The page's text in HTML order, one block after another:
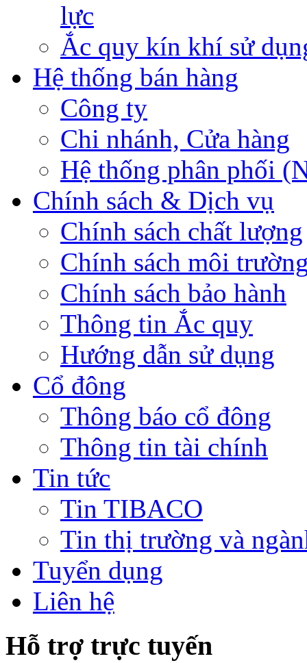
lực
Ắc quy kín khí sử
Hệ thống bán hàng
Công ty
Chi nhánh, Cửa hàng
Hệ thống phân phối
Chính sách & Dịch vụ
Chính sách chất lượng
Chính sách môi
Chính sách bảo hành
Thông tin Ắc quy
Hướng dẫn sử dụng
Cổ đông
Thông báo cổ đông
Thông tin tài chính
Tin tức
Tin TIBACO
Tin thị trường và
Tuyển dụng
Liên hệ
Hỗ trợ trực tuyến